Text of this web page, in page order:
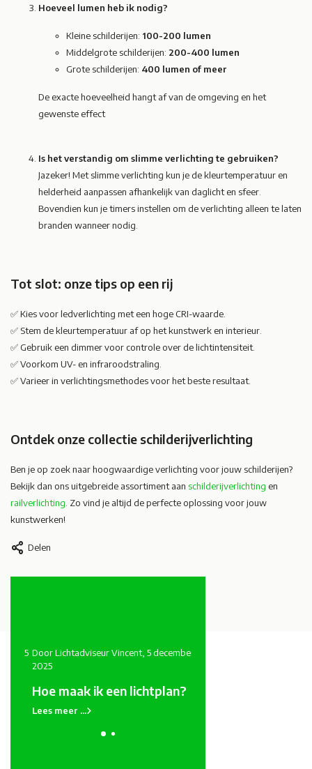
Hoeveel lumen heb ik nodig?
Kleine schilderijen: 100-200 lumen
Middelgrote schilderijen: 200-400 lumen
Grote schilderijen: 400 lumen of meer
De exacte hoeveelheid hangt af van de omgeving en het
gewenste effect
Is het verstandig om slimme verlichting te gebruiken?
Jazeker! Met slimme verlichting kun je de kleurtemperatuur en
helderheid aanpassen afhankelijk van daglicht en sfeer.
Bovendien kun je timers instellen om de verlichting alleen te laten
branden wanneer nodig.
Tot slot: onze tips op een rij
✅ Kies voor ledverlichting met een hoge CRI-waarde.
✅ Stem de kleurtemperatuur af op het kunstwerk en interieur.
✅ Gebruik een dimmer voor controle over de lichtintensiteit.
✅ Voorkom UV- en infraroodstraling.
✅ Varieer in verlichtingsmethodes voor het beste resultaat.
Ontdek onze collectie schilderijverlichting
Ben je op zoek naar hoogwaardige verlichting voor jouw schilderijen?
Bekijk dan ons uitgebreide assortiment aan schilderijverlichting en
railverlichting. Zo vind je altijd de perfecte oplossing voor jouw
kunstwerken!
Delen
Door Lichtadviseur Vincent, 5 december
2025
Hoe maak ik een lichtplan?
Lees meer ...